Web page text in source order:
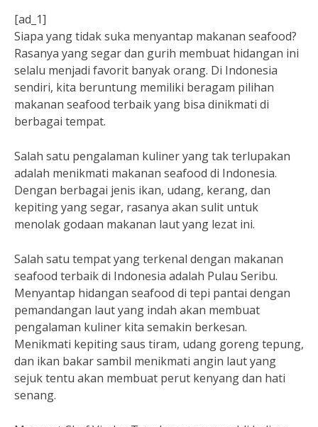
[ad_1]
Siapa yang tidak suka menyantap makanan seafood?
Rasanya yang segar dan gurih membuat hidangan ini
selalu menjadi favorit banyak orang. Di Indonesia
sendiri, kita beruntung memiliki beragam pilihan
makanan seafood terbaik yang bisa dinikmati di
berbagai tempat.
Salah satu pengalaman kuliner yang tak terlupakan
adalah menikmati makanan seafood di Indonesia.
Dengan berbagai jenis ikan, udang, kerang, dan
kepiting yang segar, rasanya akan sulit untuk
menolak godaan makanan laut yang lezat ini.
Salah satu tempat yang terkenal dengan makanan
seafood terbaik di Indonesia adalah Pulau Seribu.
Menyantap hidangan seafood di tepi pantai dengan
pemandangan laut yang indah akan membuat
pengalaman kuliner kita semakin berkesan.
Menikmati kepiting saus tiram, udang goreng tepung,
dan ikan bakar sambil menikmati angin laut yang
sejuk tentu akan membuat perut kenyang dan hati
senang.